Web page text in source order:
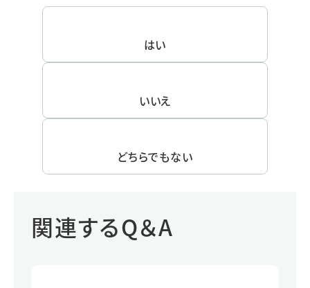
はい
いいえ
どちらでもない
関連するQ＆A